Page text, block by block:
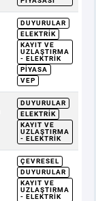
DUYURULAR
ELEKTRIK
KAYIT VE
UZLAŞTIRMA
- ELEKTRIK
PIYASA
VEP
DUYURULAR
ELEKTRIK
KAYIT VE
UZLAŞTIRMA
- ELEKTRIK
ÇEVRESEL
DUYURULAR
KAYIT VE
UZLAŞTIRMA
- ELEKTRIK